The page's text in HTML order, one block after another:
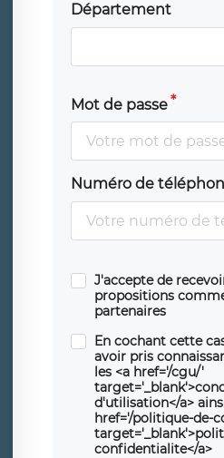
Département
Mot de passe
Numéro de
J'accepte de
propositions
partenaires
En cochant cette
avoir pris
les <a href='/cgu/'
d'utilisation</a>
href='/politique-de-
confidentialite</a>